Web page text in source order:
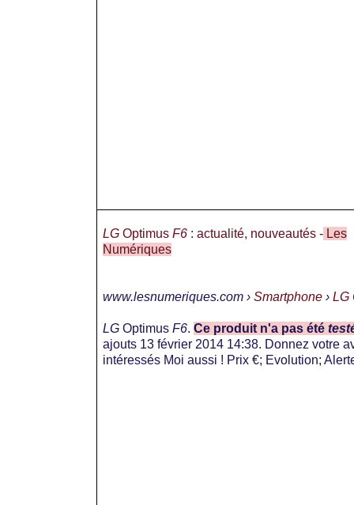
LGOptimus F6: actualité, nouveautés -Les
Numériques
www.lesnumeriques.com › Smartphone› LG
LGOptimus F6. Ce produit n'a pas été
ajouts 13 février 2014 14:38. Donnez votre
intéressés Moi aussi ! Prix €; Evolution;